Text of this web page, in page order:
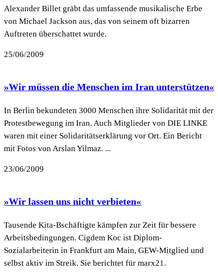
Alexander Billet gräbt das umfassende musikalische Erbe
von Michael Jackson aus, das von seinem oft bizarren
Auftreten überschattet wurde.
25/06/2009
»Wir müssen die Menschen im Iran unterstützen«
In Berlin bekundeten 3000 Menschen ihre Solidarität mit der
Protestbewegung im Iran. Auch Mitglieder von DIE LINKE
waren mit einer Solidaritätserklärung vor Ort. Ein Bericht
mit Fotos von Arslan Yilmaz. ...
23/06/2009
»Wir lassen uns nicht verbieten«
Tausende Kita-Bschäftigte kämpfen zur Zeit für bessere
Arbeitsbedingungen. Cigdem Koc ist Diplom-
Sozialarbeiterin in Frankfurt am Main, GEW-Mitglied und
selbst aktiv im Streik. Sie berichtet für marx21.